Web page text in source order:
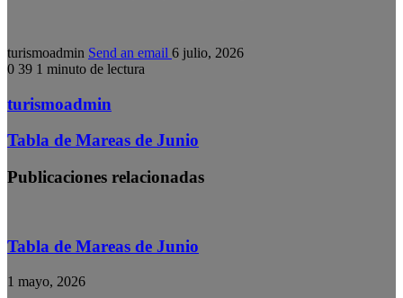
turismoadmin Send an email 6 julio, 2026
0 39 1 minuto de lectura
turismoadmin
Tabla de Mareas de Junio
Publicaciones relacionadas
Tabla de Mareas de Junio
1 mayo, 2026